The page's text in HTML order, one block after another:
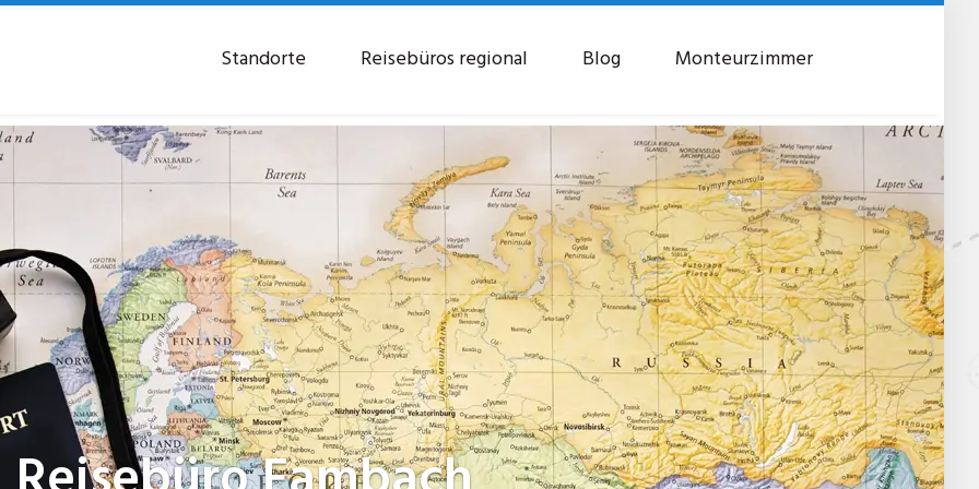
Standorte Reisebüros regional Blog Monteurzimmer